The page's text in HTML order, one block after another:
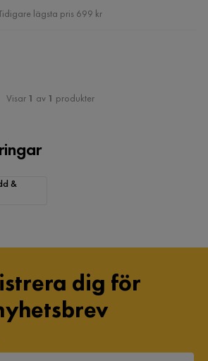
Pris
lägsta pris 699 kr
Visar 1 av 1 produkter
&
dig för